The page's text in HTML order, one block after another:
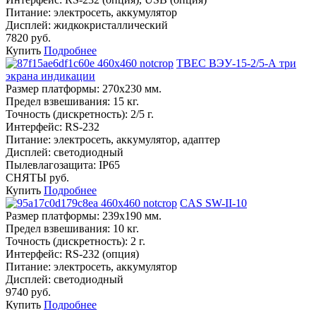
Питание: электросеть, аккумулятор
Дисплей: жидкокристаллический
7820 руб.
Купить Подробнее
ТВЕС ВЭУ-15-2/5-А три
экрана индикации
Размер платформы: 270х230 мм.
Предел взвешивания: 15 кг.
Точность (дискретность): 2/5 г.
Интерфейс: RS-232
Питание: электросеть, аккумулятор, адаптер
Дисплей: светодиодный
Пылевлагозащита: IP65
СНЯТЫ руб.
Купить Подробнее
CAS SW-II-10
Размер платформы: 239х190 мм.
Предел взвешивания: 10 кг.
Точность (дискретность): 2 г.
Интерфейс: RS-232 (опция)
Питание: электросеть, аккумулятор
Дисплей: светодиодный
9740 руб.
Купить Подробнее